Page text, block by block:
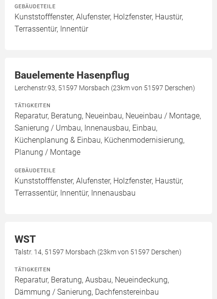
GEBÄUDETEILE
Kunststofffenster, Alufenster, Holzfenster, Haustür,
Terrassentür, Innentür
Bauelemente Hasenpflug
Lerchenstr.93, 51597 Morsbach (23km von 51597 Derschen)
TÄTIGKEITEN
Reparatur, Beratung, Neueinbau, Neueinbau / Montage,
Sanierung / Umbau, Innenausbau, Einbau,
Küchenplanung & Einbau, Küchenmodernisierung,
Planung / Montage
GEBÄUDETEILE
Kunststofffenster, Alufenster, Holzfenster, Haustür,
Terrassentür, Innentür, Innenausbau
WST
Talstr. 14, 51597 Morsbach (23km von 51597 Derschen)
TÄTIGKEITEN
Reparatur, Beratung, Ausbau, Neueindeckung,
Dämmung / Sanierung, Dachfenstereinbau